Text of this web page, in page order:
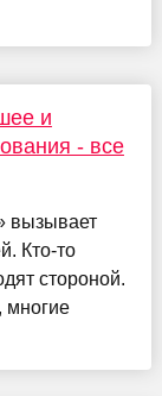
и
- все
вызывает
Кто-то
стороной.
многие